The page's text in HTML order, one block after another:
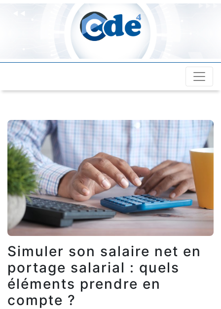
Cde4.com
Simuler son salaire net en
portage salarial : quels
éléments prendre en
compte ?